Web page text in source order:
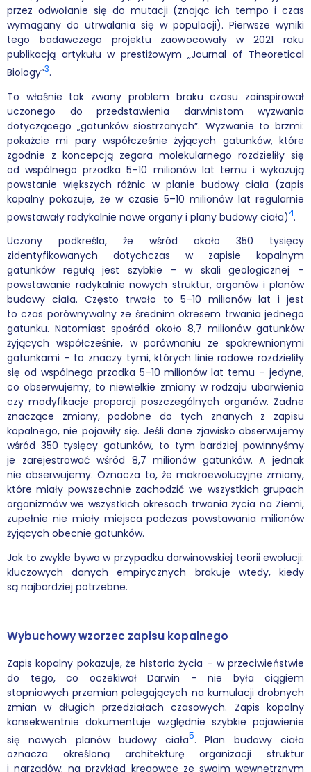
przez odwołanie się do mutacji (znając ich tempo i czas
wymagany do utrwalania się w populacji). Pierwsze wyniki
tego badawczego projektu zaowocowały w 2021 roku
publikacją artykułu w prestiżowym „Journal of Theoretical
Biology”3.
To właśnie tak zwany problem braku czasu zainspirował
uczonego do przedstawienia darwinistom wyzwania
dotyczącego „gatunków siostrzanych”. Wyzwanie to brzmi:
pokażcie mi pary współcześnie żyjących gatunków, które
zgodnie z koncepcją zegara molekularnego rozdzieliły się
od wspólnego przodka 5–10 milionów lat temu i wykazują
powstanie większych różnic w planie budowy ciała (zapis
kopalny pokazuje, że w czasie 5–10 milionów lat regularnie
powstawały radykalnie nowe organy i plany budowy ciała)4.
Uczony podkreśla, że wśród około 350 tysięcy
zidentyfikowanych dotychczas w zapisie kopalnym
gatunków regułą jest szybkie – w skali geologicznej –
powstawanie radykalnie nowych struktur, organów i planów
budowy ciała. Często trwało to 5–10 milionów lat i jest
to czas porównywalny ze średnim okresem trwania jednego
gatunku. Natomiast spośród około 8,7 milionów gatunków
żyjących współcześnie, w porównaniu ze spokrewnionymi
gatunkami – to znaczy tymi, których linie rodowe rozdzieliły
się od wspólnego przodka 5–10 milionów lat temu – jedyne,
co obserwujemy, to niewielkie zmiany w rodzaju ubarwienia
czy modyfikacje proporcji poszczególnych organów. Żadne
znaczące zmiany, podobne do tych znanych z zapisu
kopalnego, nie pojawiły się. Jeśli dane zjawisko obserwujemy
wśród 350 tysięcy gatunków, to tym bardziej powinnyśmy
je zarejestrować wśród 8,7 milionów gatunków. A jednak
nie obserwujemy. Oznacza to, że makroewolucyjne zmiany,
które miały powszechnie zachodzić we wszystkich grupach
organizmów we wszystkich okresach trwania życia na Ziemi,
zupełnie nie miały miejsca podczas powstawania milionów
żyjących obecnie gatunków.
Jak to zwykle bywa w przypadku darwinowskiej teorii ewolucji:
kluczowych danych empirycznych brakuje wtedy, kiedy
są najbardziej potrzebne.
Wybuchowy wzorzec zapisu kopalnego
Zapis kopalny pokazuje, że historia życia – w przeciwieństwie
do tego, co oczekiwał Darwin – nie była ciągiem
stopniowych przemian polegających na kumulacji drobnych
zmian w długich przedziałach czasowych. Zapis kopalny
konsekwentnie dokumentuje względnie szybkie pojawienie
się nowych planów budowy ciała5. Plan budowy ciała
oznacza określoną architekturę organizacji struktur
i narządów; na przykład kręgowce ze swoim wewnętrznym